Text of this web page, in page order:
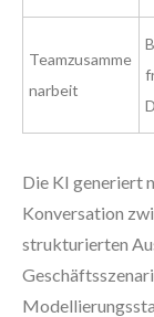
Teamzusamme
narbeit
Die KI generiert
Konversation
strukturierten